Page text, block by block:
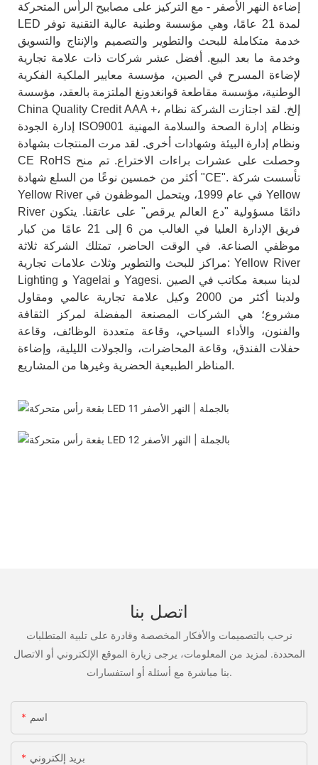
إضاءة النهر الأصفر - مع التركيز على مصابيح الرأس المتحركة
LED لمدة 21 عامًا، وهي مؤسسة وطنية عالية التقنية توفر
خدمة متكاملة للبحث والتطوير والتصميم والإنتاج والتسويق
وخدمة ما بعد البيع. أفضل عشر شركات ذات علامة تجارية
لإضاءة المسرح في الصين، مؤسسة معايير الملكية الفكرية
الوطنية، مؤسسة مقاطعة قوانغدونغ الملتزمة بالعقد، مؤسسة
China Quality Credit AAA +، إلخ. لقد اجتازت الشركة نظام
إدارة الجودة ISO9001 ونظام إدارة الصحة والسلامة المهنية
ونظام إدارة البيئة وشهادات أخرى. لقد مرت المنتجات بشهادة
CE RoHS وحصلت على عشرات براءات الاختراع. تم منح
أكثر من خمسين نوعًا من السلع شهادة "CE". تأسست شركة
Yellow River في عام 1999، ويتحمل الموظفون في Yellow
River دائمًا مسؤولية "دع العالم يرقص" على عاتقنا. يتكون
فريق الإدارة العليا في الغالب من 6 إلى 21 عامًا من كبار
موظفي الصناعة. في الوقت الحاضر، تمتلك الشركة ثلاثة
مراكز للبحث والتطوير وثلاث علامات تجارية: Yellow River
Lighting و Yagelai و Yagesi. لدينا سبعة مكاتب في الصين
ولدينا أكثر من 2000 وكيل علامة تجارية عالمي ومقاول
مشروع؛ هي الشركات المصنعة المفضلة لمركز الثقافة
والفنون، والأداء السياحي، وقاعة متعددة الوظائف، وقاعة
حفلات الفندق، وقاعة المحاضرات، والجولات الليلية، وإضاءة
المناظر الطبيعية الحضرية وغيرها من المشاريع.
اتصل بنا
نرحب بالتصميمات والأفكار المخصصة وقادرة على تلبية المتطلبات
المحددة. لمزيد من المعلومات، يرجى زيارة الموقع الإلكتروني أو الاتصال
بنا مباشرة مع أسئلة أو استفسارات.
اسم
بريد إلكتروني